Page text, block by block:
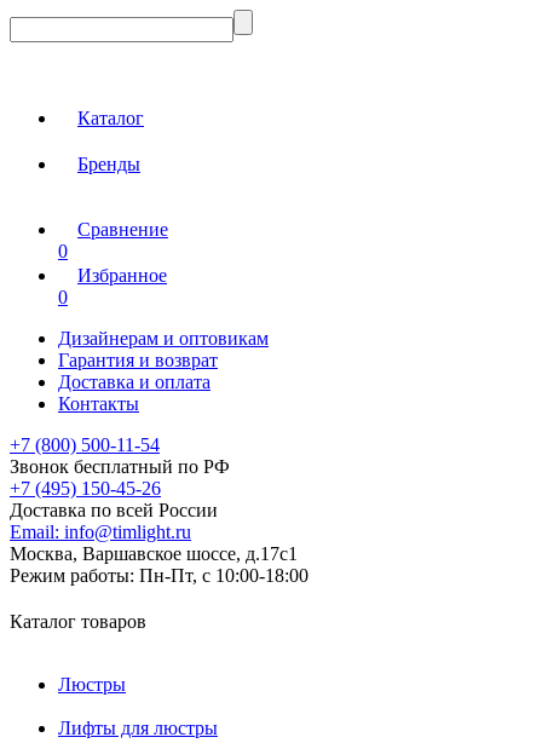
Каталог
Бренды
Сравнение
0
Избранное
0
Дизайнерам и оптовикам
Гарантия и возврат
Доставка и оплата
Контакты
+7 (800) 500-11-54
Звонок бесплатный по РФ
+7 (495) 150-45-26
Доставка по всей России
Email: info@timlight.ru
Москва, Варшавское шоссе, д.17c1
Режим работы: Пн-Пт, с 10:00-18:00
Каталог товаров
Люстры
Лифты для люстры